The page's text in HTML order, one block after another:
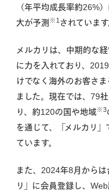
（年平均成長率約26%
大が予測 ※1 されています
メルカリは、中期的な
に力を入れており、
けでなく海外のお客さ
ました。現在では、79
り、約120の国や地域※3
を通じて、「メルカリ
ています。
また、2024年8月から
リ」に会員登録し、